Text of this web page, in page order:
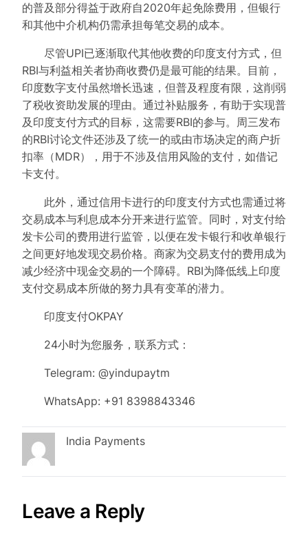
的普及部分得益于政府自2020年起免除费用，但银行
和其他中介机构仍需承担每笔交易的成本。
尽管UPI已逐渐取代其他收费的印度支付方式，但
RBI与利益相关者协商收费仍是最可能的结果。目前，
印度数字支付虽然增长迅速，但普及程度有限，这削弱
了税收资助发展的理由。通过补贴服务，有助于实现普
及印度支付方式的目标，这需要RBI的参与。周三发布
的RBI讨论文件还涉及了统一的或由市场决定的商户折
扣率（MDR），用于不涉及信用风险的支付，如借记
卡支付。
此外，通过信用卡进行的印度支付方式也需通过将
交易成本与利息成本分开来进行监管。同时，对支付给
发卡公司的费用进行监管，以便在发卡银行和收单银行
之间更好地发现交易价格。商家为交易支付的费用成为
减少经济中现金交易的一个障碍。RBI为降低线上印度
支付交易成本所做的努力具有变革的潜力。
印度支付OKPAY
24小时为您服务，联系方式：
Telegram: @yindupaytm
WhatsApp: +91 8398843346
India Payments
Leave a Reply